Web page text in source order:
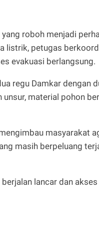
roboh menjadi
listrik, petugas
evakuasi berlangsung.
regu Damkar dengan
material pohon
masyarakat
masih berpeluang
lancar dan